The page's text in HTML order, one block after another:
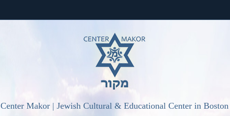
Center Makor | Jewish Cultural & Educational Center in Boston